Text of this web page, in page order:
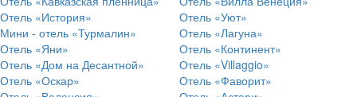
Отель «История»
Отель «Уют»
Мини - отель «Турмалин»
Отель «Лагуна»
Отель «Яни»
Отель «Континент»
Отель «Дом на Десантной»
Отель «Villaggio»
Отель «Оскар»
Отель «Фаворит»